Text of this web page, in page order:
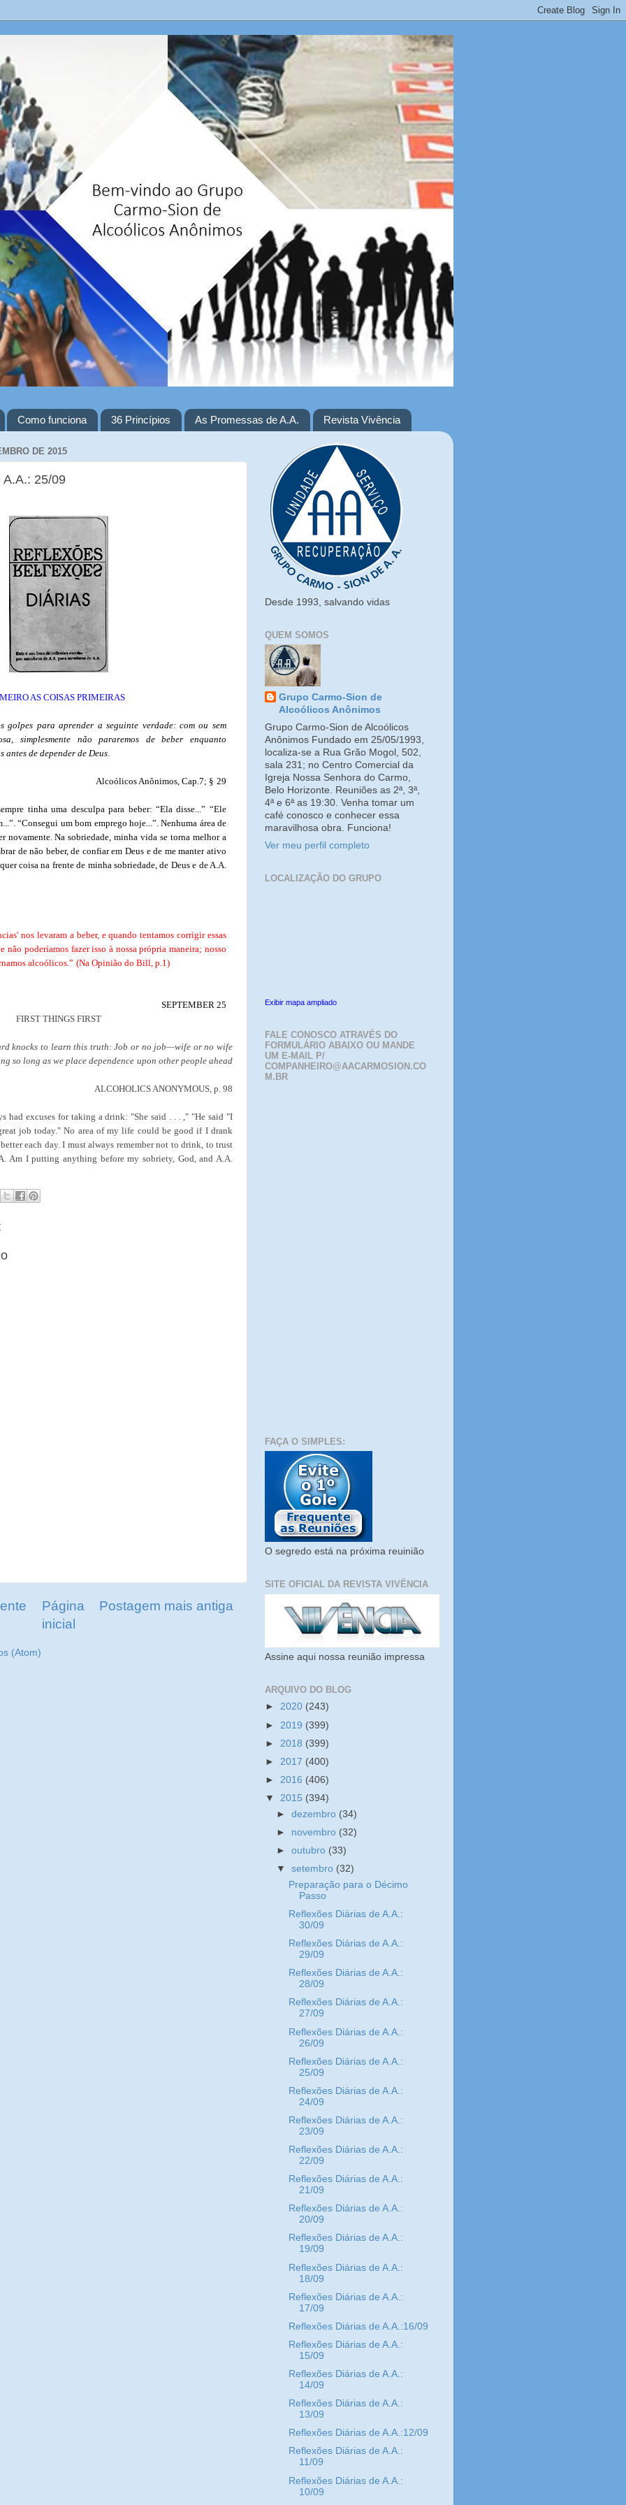
Como funciona 36 Princípios As Promessas de A.A. Revista Vivência
DE 2015
A.A.: 25/09
AS COISAS PRIMEIRAS
golpes para aprender a seguinte verdade: com ou sem
simplesmente não pararemos de beber enquanto
antes de depender de Deus.
Alcoólicos Anônimos, Cap.7; § 29
tinha uma desculpa para beber: “Ela disse...” “Ele
“Consegui um bom emprego hoje...”. Nenhuma área de
novamente. Na sobriedade, minha vida se torna melhor a
de não beber, de confiar em Deus e de me manter ativo
coisa na frente de minha sobriedade, de Deus e de A.A.
nos levaram a beber, e quando tentamos corrigir essas
não poderíamos fazer isso à nossa própria maneira; nosso
alcoólicos.” (Na Opinião do Bill, p.1)
SEPTEMBER 25
FIRST THINGS FIRST
knocks to learn this truth: Job or no job—wife or no wife
so long as we place dependence upon other people ahead
ALCOHOLICS ANONYMOUS, p. 98
had excuses for taking a drink: "She said . . . ," "He said "I
job today." No area of my life could be good if I drank
each day. I must always remember not to drink, to trust
Am I putting anything before my sobriety, God, and A.A.
Postagem mais antiga
Página
inicial
(Atom)
Desde 1993, salvando vidas
QUEM SOMOS
Grupo Carmo-Sion de
Alcoólicos Anônimos
Grupo Carmo-Sion de Alcoólicos
Anônimos Fundado em 25/05/1993,
localiza-se a Rua Grão Mogol, 502,
sala 231; no Centro Comercial da
Igreja Nossa Senhora do Carmo,
Belo Horizonte. Reuniões as 2ª, 3ª,
4ª e 6ª as 19:30. Venha tomar um
café conosco e conhecer essa
maravilhosa obra. Funciona!
Ver meu perfil completo
LOCALIZAÇÃO DO GRUPO
Exibir mapa ampliado
FALE CONOSCO ATRAVÉS DO
FORMULÁRIO ABAIXO OU MANDE
UM E-MAIL P/
COMPANHEIRO@AACARMOSION.CO
M.BR
FAÇA O SIMPLES:
O segredo está na próxima reuinião
SITE OFICIAL DA REVISTA VIVÊNCIA
Assine aqui nossa reunião impressa
ARQUIVO DO BLOG
► 2020 (243)
► 2019 (399)
► 2018 (399)
► 2017 (400)
► 2016 (406)
▼ 2015 (394)
►dezembro (34)
► novembro (32)
►outubro (33)
▼setembro (32)
Preparação para o Décimo
Passo
Reflexões Diárias de A.A.:
30/09
Reflexões Diárias de A.A.:
29/09
Reflexões Diárias de A.A.:
28/09
Reflexões Diárias de A.A.:
27/09
Reflexões Diárias de A.A.:
26/09
Reflexões Diárias de A.A.:
25/09
Reflexões Diárias de A.A.:
24/09
Reflexões Diárias de A.A.:
23/09
Reflexões Diárias de A.A.:
22/09
Reflexões Diárias de A.A.:
21/09
Reflexões Diárias de A.A.:
20/09
Reflexões Diárias de A.A.:
19/09
Reflexões Diárias de A.A.:
18/09
Reflexões Diárias de A.A.:
17/09
Reflexões Diárias de A.A.:16/09
Reflexões Diárias de A.A.:
15/09
Reflexões Diárias de A.A.:
14/09
Reflexões Diárias de A.A.:
13/09
Reflexões Diárias de A.A.:12/09
Reflexões Diárias de A.A.:
11/09
Reflexões Diárias de A.A.:
10/09